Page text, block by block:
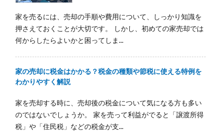
家を売るには、売却の手順や費用について、しっかり知識を
押さえておくことが大切です。 しかし、初めての家売却では
何からしたらよいかと困ってしま...
家の売却に税金はかかる？税金の種類や節税に使える特例を
わかりやすく解説
家を売却する時に、売却後の税金について気になる方も多い
のではないでしょうか。 家を売って利益がでると「譲渡所得
税」や「住民税」などの税金が支...